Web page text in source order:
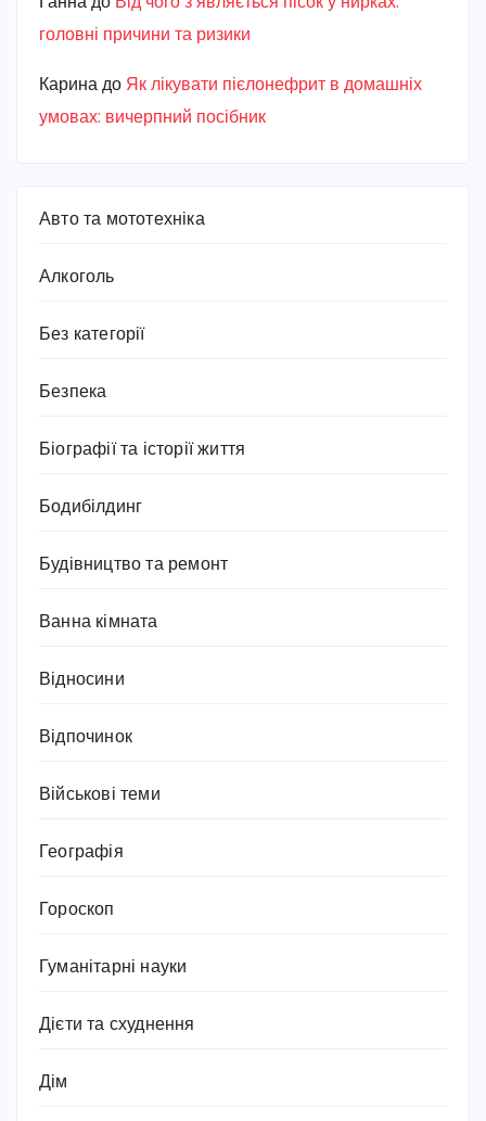
головні причини та ризики
Карина до Як лікувати пієлонефрит в домашніх
умовах: вичерпний посібник
Авто та мототехніка
Алкоголь
Без категорії
Безпека
Біографії та історії життя
Бодибілдинг
Будівництво та ремонт
Ванна кімната
Відносини
Відпочинок
Військові теми
Географія
Гороскоп
Гуманітарні науки
Дієти та схуднення
Дім